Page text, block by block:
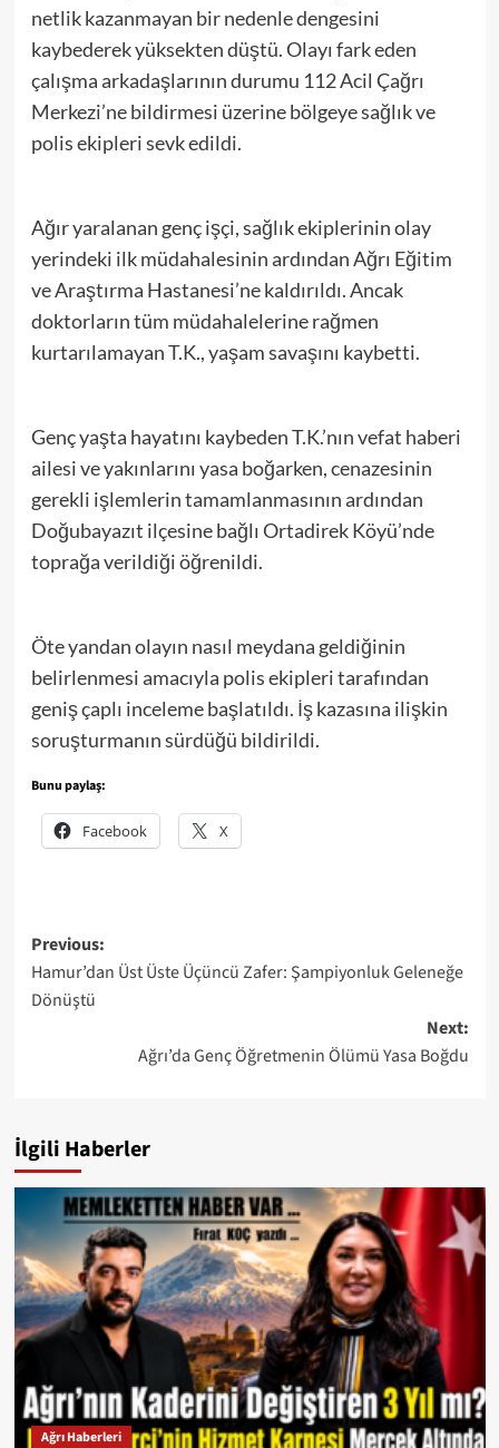
netlik kazanmayan bir nedenle dengesini
kaybederek yüksekten düştü. Olayı fark eden
çalışma arkadaşlarının durumu 112 Acil Çağrı
Merkezi’ne bildirmesi üzerine bölgeye sağlık ve
polis ekipleri sevk edildi.
Ağır yaralanan genç işçi, sağlık ekiplerinin olay
yerindeki ilk müdahalesinin ardından Ağrı Eğitim
ve Araştırma Hastanesi’ne kaldırıldı. Ancak
doktorların tüm müdahalelerine rağmen
kurtarılamayan T.K., yaşam savaşını kaybetti.
Genç yaşta hayatını kaybeden T.K.’nın vefat haberi
ailesi ve yakınlarını yasa boğarken, cenazesinin
gerekli işlemlerin tamamlanmasının ardından
Doğubayazıt ilçesine bağlı Ortadirek Köyü’nde
toprağa verildiği öğrenildi.
Öte yandan olayın nasıl meydana geldiğinin
belirlenmesi amacıyla polis ekipleri tarafından
geniş çaplı inceleme başlatıldı. İş kazasına ilişkin
soruşturmanın sürdüğü bildirildi.
Bunu paylaş:
Facebook X
Post
navigation
Previous:
Hamur’dan Üst Üste Üçüncü Zafer: Şampiyonluk Geleneğe
Dönüştü
Next:
Ağrı’da Genç Öğretmenin Ölümü Yasa Boğdu
İlgili Haberler
Ağrı Haberleri